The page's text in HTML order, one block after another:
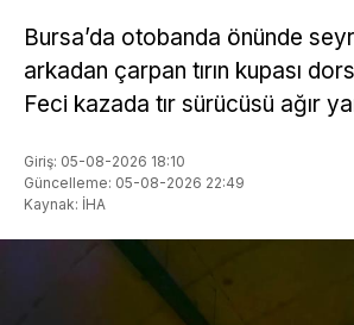
Bursa’da otobanda önünde
arkadan çarpan tırın kupası
Feci kazada tır sürücüsü ağır
Giriş: 05-08-2026 18:10
Güncelleme: 05-08-2026 22:49
Kaynak: İHA